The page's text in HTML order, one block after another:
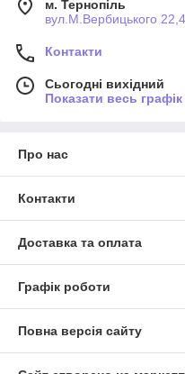
м. Тернопіль
вул.М.Вербицького
Контакти
Сьогодні вихідний
Показати весь
Про нас
Контакти
Доставка та оплата
Графік роботи
Повна версія сайту